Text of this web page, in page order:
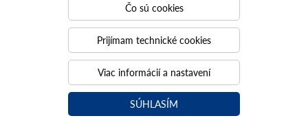
STIAHNUŤ
Čo sú cookies
Prijímam technické cookies
Viac informácií a nastavení
SÚHLASÍM